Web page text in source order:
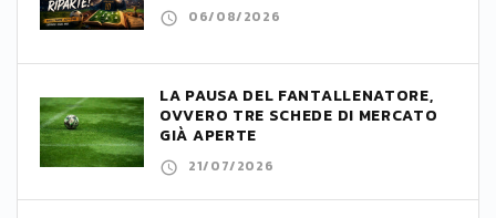
06/08/2026
LA PAUSA DEL FANTALLENATORE,
OVVERO TRE SCHEDE DI MERCATO
GIÀ APERTE
21/07/2026